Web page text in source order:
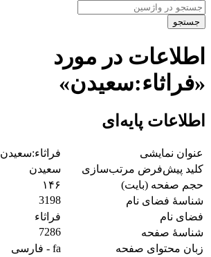
جستجو
اطلاعات در مورد
«فراثاء:سعیدن»
اطلاعات پایه‌ای
عنوان نمایشی
فراثاء:سعیدن
کلید پیش‌فرض مرتب‌سازی
سعیدن
حجم صفحه (بایت)
۱۴۶
شناسهٔ فضای نام
3198
فضای نام
فراثاء
شناسهٔ صفحه
7286
زبان محتوای صفحه
fa - فارسی